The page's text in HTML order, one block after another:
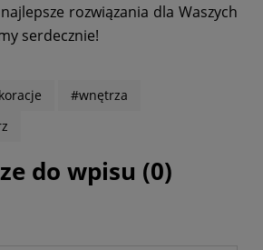
rozwiązania dla Waszych
serdecznie!
#wnętrza
do wpisu (0)